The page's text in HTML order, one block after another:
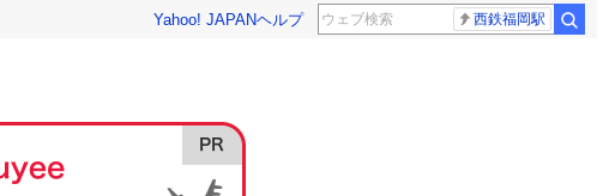
Yahoo! JAPANヘルプ 西鉄福岡駅